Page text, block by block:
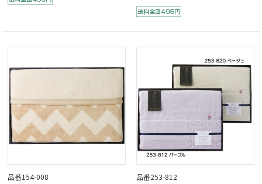
品番154-008
品番253-812